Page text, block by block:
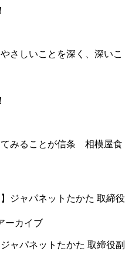
さしいことを深く、深いこ
てみることが信条 相模屋食
ーカイブ
ャパネットたかた 取締役副